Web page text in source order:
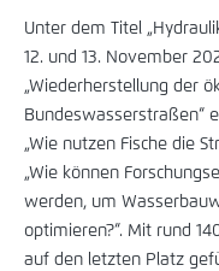
Unter dem Titel
12. und 13. November
„Wiederherstellung der
Bundeswasserstraßen“
„Wie nutzen Fische die
„Wie können
werden, um
optimieren?“. Mit rund
auf den letzten Platz